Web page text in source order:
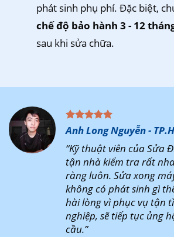
phát sinh phụ phí. Đặc biệt,
chế độ bảo hành 3 - 12
sau khi sửa chữa.
Anh Long Nguyễn -
“Kỹ thuật viên của Sửa
tận nhà kiểm tra rất
ràng luôn. Sửa xong
không có phát sinh gì
hài lòng vì phục vụ tận
nghiệp, sẽ tiếp tục ủng
cầu.”